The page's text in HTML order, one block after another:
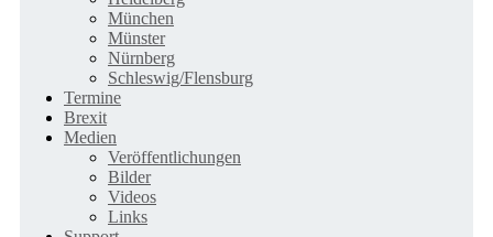
München
Münster
Nürnberg
Schleswig/Flensburg
Termine
Brexit
Medien
Veröffentlichungen
Bilder
Videos
Links